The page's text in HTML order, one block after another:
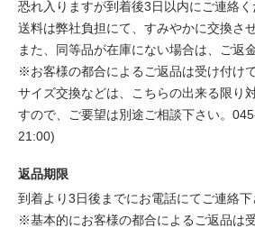
恐れ入りますが到着後3日以内にご連絡く
送料は弊社負担にて、すみやかに交換さ
また、同等品が在庫にない場合は、ご返
※お客様の都合によるご返品は受け付け
サイズ交換などは、こちらの出来る限り
すので、ご要望は別途ご相談下さい。
21:00)
返品期限
到着より3日後までにお電話にてご連絡下
※基本的にお客様の都合によるご返品は